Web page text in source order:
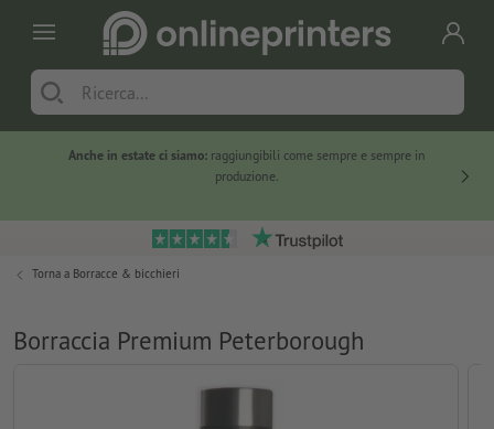
Anche in estate ci siamo: raggiungibili come sempre e sempre in
produzione.
Torna a Borracce & bicchieri
Borraccia Premium Peterborough